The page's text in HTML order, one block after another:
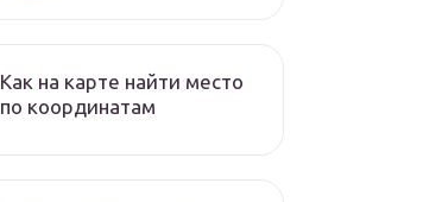
Как на карте найти место
по координатам